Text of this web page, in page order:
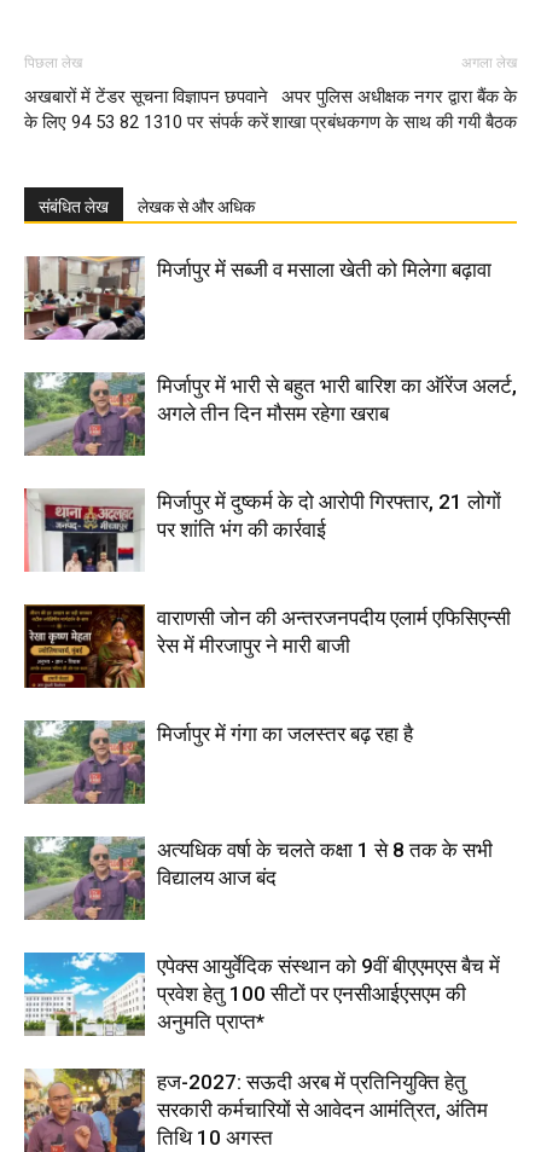
पिछला लेख
अखबारों में टेंडर सूचना विज्ञापन छपवाने
के लिए 94 53 82 1310 पर संपर्क करें
अगला लेख
अपर पुलिस अधीक्षक नगर द्वारा बैंक के
शाखा प्रबंधकगण के साथ की गयी बैठक
संबंधित लेख लेखक से और अधिक
मिर्जापुर में सब्जी व मसाला खेती को मिलेगा बढ़ावा
मिर्जापुर में भारी से बहुत भारी बारिश का ऑरेंज अलर्ट,
अगले तीन दिन मौसम रहेगा खराब
मिर्जापुर में दुष्कर्म के दो आरोपी गिरफ्तार, 21 लोगों
पर शांति भंग की कार्रवाई
वाराणसी जोन की अन्तरजनपदीय एलार्म एफिसिएन्सी
रेस में मीरजापुर ने मारी बाजी
मिर्जापुर में गंगा का जलस्तर बढ़ रहा है
अत्यधिक वर्षा के चलते कक्षा 1 से 8 तक के सभी
विद्यालय आज बंद
एपेक्स आयुर्वेदिक संस्थान को 9वीं बीएएमएस बैच में
प्रवेश हेतु 100 सीटों पर एनसीआईएसएम की
अनुमति प्राप्त*
हज-2027: सऊदी अरब में प्रतिनियुक्ति हेतु
सरकारी कर्मचारियों से आवेदन आमंत्रित, अंतिम
तिथि 10 अगस्त